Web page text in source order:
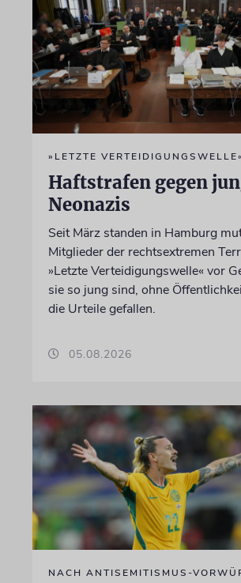
»LETZTE VERTEIDIGUNGSWELLE«
Haftstrafen gegen
Neonazis
Seit März standen in Hamburg
Mitglieder der rechtsextremen
»Letzte Verteidigungswelle« vor
sie so jung sind, ohne
die Urteile gefallen.
05.08.2026
NACH ANTISEMITISMUS-